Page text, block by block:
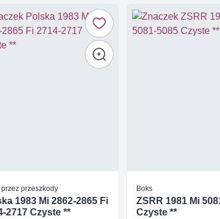
przeszkody
1983 Mi 2862-2865 Fi
2717 Czyste **
Boks
ZSRR 1981 Mi
Czyste **